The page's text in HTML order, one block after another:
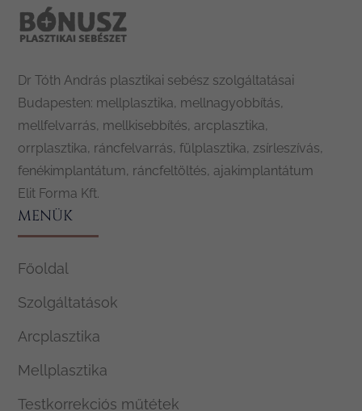
Dr Tóth András plasztikai sebész szolgáltatásai
Budapesten: mellplasztika, mellnagyobbítás,
mellfelvarrás, mellkisebbítés, arcplasztika,
orrplasztika, ráncfelvarrás, fülplasztika, zsírleszívás,
fenékimplantátum, ráncfeltöltés, ajakimplantátum
Elit Forma Kft.
MENÜK
Főoldal
Szolgáltatások
Arcplasztika
Mellplasztika
Testkorrekciós műtétek